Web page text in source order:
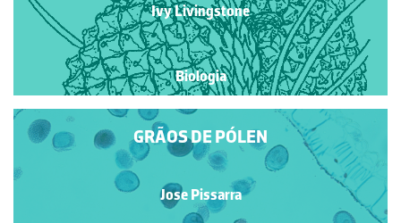
Ivy Livingstone
Biologia
GRÃOS DE PÓLEN
Jose Pissarra